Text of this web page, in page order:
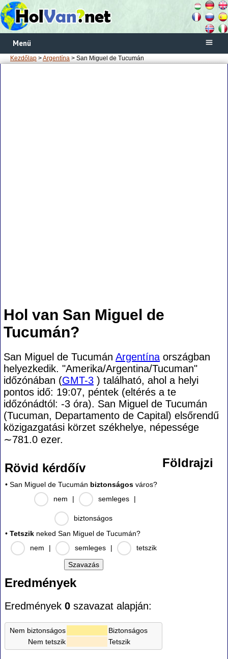
Menü
Kezdőlap >Argentína > San Miguel de Tucumán
Hol van San Miguel de
Tucumán?
San Miguel de Tucumán Argentína országban
helyezkedik. "Amerika/Argentina/Tucuman"
időzónában (GMT-3 ) található, ahol a helyi
pontos idő: 19:07, péntek (eltérés a te
időzónádtól: -3 óra). San Miguel de Tucumán
(Tucuman, Departamento de Capital) elsőrendű
közigazgatási körzet székhelye, népessége
∼781.0 ezer.
Rövid kérdőív
• San Miguel de Tucumán biztonságos város?
nem
| semleges |
biztonságos
• Tetszik neked San Miguel de Tucumán?
nem
| semleges | tetszik
Eredmények
Eredmények 0 szavazat alapján:
Nem biztonságos
Biztonságos
Nem tetszik
Tetszik
Földrajzi